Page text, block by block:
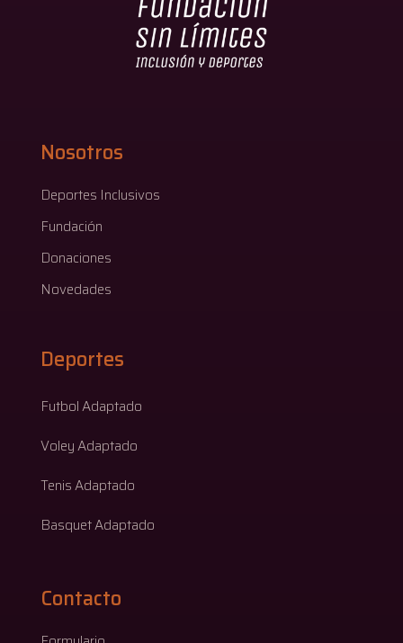
Nosotros
Deportes Inclusivos
Fundación
Donaciones
Novedades
Deportes
Futbol Adaptado
Voley Adaptado
Tenis Adaptado
Basquet Adaptado
Contacto